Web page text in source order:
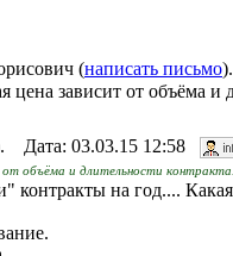
(написать письмо
зависит от объёма и
Дата: 03.03.15 12:58
объёма и длительности контракта.
на год....